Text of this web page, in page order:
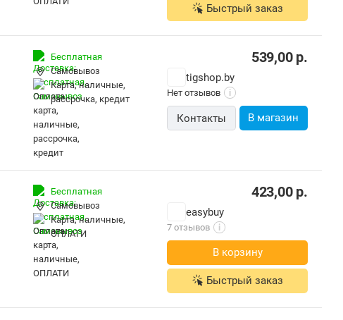
Быстрый заказ
Бесплатная
Самовывоз
карта, наличные,
рассрочка, кредит
539,00р.
tigshop.by
Нет отзывов i
Контакты В магазин
Бесплатная
Самовывоз
карта, наличные,
ОПЛАТИ
423,00р.
easybuy
7 отзывов i
В корзину
Быстрый заказ